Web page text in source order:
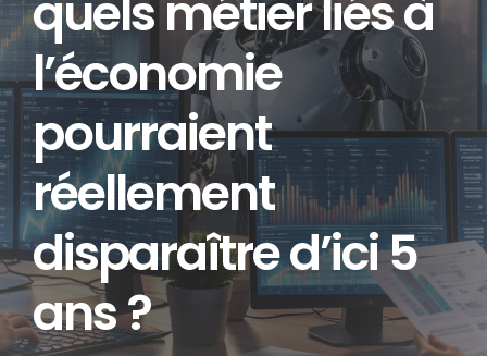
Entreprise
Finance
Fiscalité
Immobilier
Investissement
quels métier liés à
l’économie
pourraient
réellement
disparaître d’ici 5
ans ?